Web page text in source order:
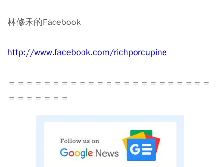
林修禾的Facebook
http://www.facebook.com/richporcupine
＝＝＝＝＝＝＝＝＝＝＝＝＝＝＝＝＝＝＝＝＝＝＝
＝＝＝＝＝＝＝